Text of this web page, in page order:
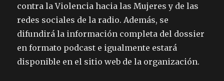
contra la Violencia hacia las Mujeres y de las
redes sociales de la radio. Además, se
difundirá la información completa del dossier
en formato podcast e igualmente estará
disponible en el sitio web de la organización.